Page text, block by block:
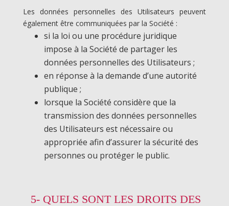
Les données personnelles des Utilisateurs peuvent
également être communiquées par la Société :
si la loi ou une procédure juridique
impose à la Société de partager les
données personnelles des Utilisateurs ;
en réponse à la demande d’une autorité
publique ;
lorsque la Société considère que la
transmission des données personnelles
des Utilisateurs est nécessaire ou
appropriée afin d’assurer la sécurité des
personnes ou protéger le public.
5- QUELS SONT LES DROITS DES